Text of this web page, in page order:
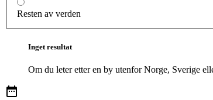
Resten av verden
Inget resultat
Om du leter etter en by utenfor Norge, Sverige